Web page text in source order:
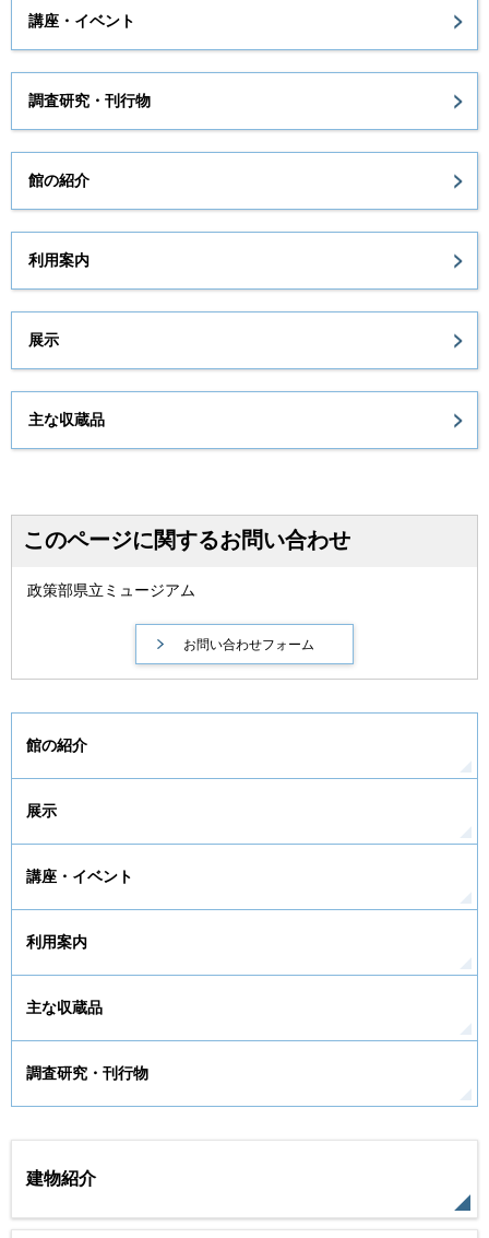
講座・イベント
調査研究・刊行物
館の紹介
利用案内
展示
主な収蔵品
このページに関するお問い合わせ
政策部県立ミュージアム
館の紹介
展示
講座・イベント
利用案内
主な収蔵品
調査研究・刊行物
建物紹介